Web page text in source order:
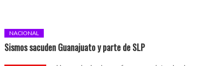
NACIONAL
Sismos sacuden Guanajuato y parte de SLP